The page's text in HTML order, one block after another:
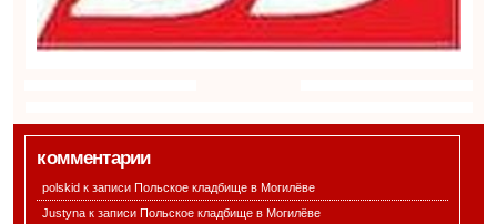
комментарии
polskid к записиПольское кладбище в Могилёве
Justyna к записиПольское кладбище в Могилёве